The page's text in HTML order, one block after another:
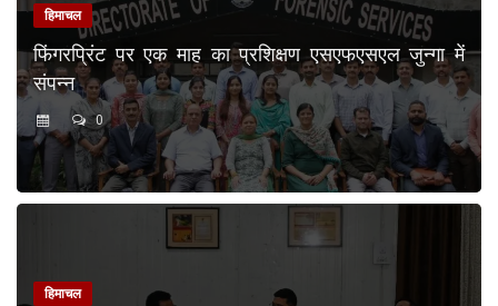
हिमाचल
फिंगरप्रिंट पर एक माह का प्रशिक्षण एसएफएसएल जुन्गा में
संपन्न
0
हिमाचल